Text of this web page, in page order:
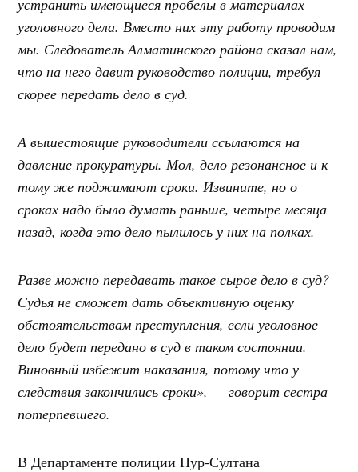
уголовного дела. Вместо них эту работу проводим
мы. Следователь Алматинского района сказал нам,
что на него давит руководство полиции, требуя
скорее передать дело в суд.
А вышестоящие руководители ссылаются на
давление прокуратуры. Мол, дело резонансное и к
тому же поджимают сроки. Извините, но о
сроках надо было думать раньше, четыре месяца
назад, когда это дело пылилось у них на полках.
Разве можно передавать такое сырое дело в суд?
Судья не сможет дать объективную оценку
обстоятельствам преступления, если уголовное
дело будет передано в суд в таком состоянии.
Виновный избежит наказания, потому что у
следствия закончились сроки», — говорит сестра
потерпевшего.
В Департаменте полиции Нур-Султана